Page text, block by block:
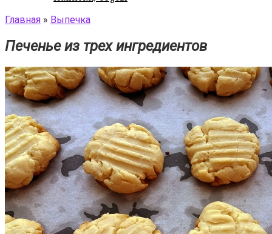
Главная » Выпечка
Печенье из трех ингредиентов